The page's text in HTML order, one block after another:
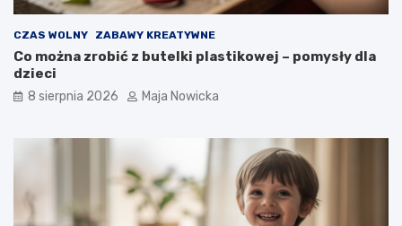
CZAS WOLNY ZABAWY KREATYWNE
Co można zrobić z butelki plastikowej – pomysły dla
dzieci
8 sierpnia 2026 Maja Nowicka